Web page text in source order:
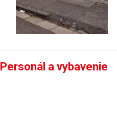
Personál a vybavenie